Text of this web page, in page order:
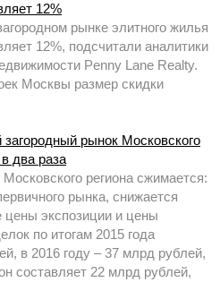
12%
рынке элитного жилья
12%, подсчитали аналитики
Penny Lane Realty.
Москвы размер скидки
рынок Московского
два раза
региона сжимается:
рынка, снижается
цены экспозиции и цены
по итогам 2015 года
в 2016 году – 37 млрд рублей,
составляет 22 млрд рублей,